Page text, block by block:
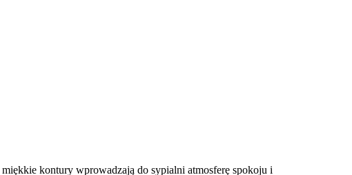
kontury wprowadzają do sypialni atmosferę spokoju i